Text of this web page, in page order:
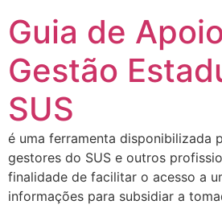
Guia de
Gestão
SUS
é uma ferramenta disponibilizada
gestores do SUS e outros
finalidade de facilitar o acesso a
informações para subsidiar a